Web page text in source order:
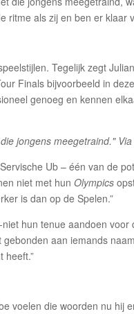
ritme als zij en ben er klaar
Tegelijk zegt
Finals bijvoorbeeld in
genoeg en kennen
jongens meegetraind."
Ub – één van de
niet met hunOlympics
is dan op de Spelen.”
hun tenue aandoen voor
aan iemands
heeft.”
voelen die woorden nu hij